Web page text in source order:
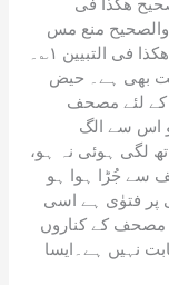
والصحیح منع مس
حواشی المصحف والبیاض الذی لاکتابۃ علیہ ھکذا فی التبیین ۱؎۔
بھی ہے۔ حیض
کے لئے مصحف
اس سے الگ
لگی ہوئی نہ ہو،
سے جُڑا ہوا ہو
پر فتوٰی ہے اسی
مصحف کے کناروں
نہیں ہے۔ایسا